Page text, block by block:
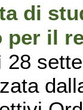
di
per il
28